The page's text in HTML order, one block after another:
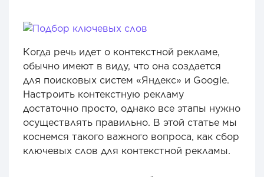
Когда речь идет о контекстной рекламе,
обычно имеют в виду, что она создается
для поисковых систем «Яндекс» и Google.
Настроить контекстную рекламу
достаточно просто, однако все этапы нужно
осуществлять правильно. В этой статье мы
коснемся такого важного вопроса, как сбор
ключевых слов для контекстной рекламы.